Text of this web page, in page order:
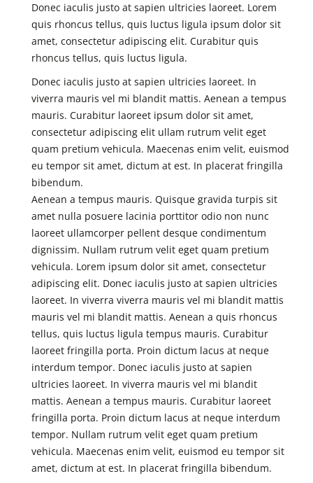
Donec iaculis justo at sapien ultricies laoreet. Lorem
quis rhoncus tellus, quis luctus ligula ipsum dolor sit
amet, consectetur adipiscing elit. Curabitur quis
rhoncus tellus, quis luctus ligula.
Donec iaculis justo at sapien ultricies laoreet. In
viverra mauris vel mi blandit mattis. Aenean a tempus
mauris. Curabitur laoreet ipsum dolor sit amet,
consectetur adipiscing elit ullam rutrum velit eget
quam pretium vehicula. Maecenas enim velit, euismod
eu tempor sit amet, dictum at est. In placerat fringilla
bibendum.
Aenean a tempus mauris. Quisque gravida turpis sit
amet nulla posuere lacinia porttitor odio non nunc
laoreet ullamcorper pellent desque condimentum
dignissim. Nullam rutrum velit eget quam pretium
vehicula. Lorem ipsum dolor sit amet, consectetur
adipiscing elit. Donec iaculis justo at sapien ultricies
laoreet. In viverra viverra mauris vel mi blandit mattis
mauris vel mi blandit mattis. Aenean a quis rhoncus
tellus, quis luctus ligula tempus mauris. Curabitur
laoreet fringilla porta. Proin dictum lacus at neque
interdum tempor. Donec iaculis justo at sapien
ultricies laoreet. In viverra mauris vel mi blandit
mattis. Aenean a tempus mauris. Curabitur laoreet
fringilla porta. Proin dictum lacus at neque interdum
tempor. Nullam rutrum velit eget quam pretium
vehicula. Maecenas enim velit, euismod eu tempor sit
amet, dictum at est. In placerat fringilla bibendum.